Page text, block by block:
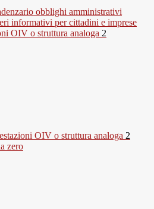
obblighi amministrativi
informativi per cittadini e imprese
OIV o struttura analoga 2
OIV o struttura analoga 2
zero